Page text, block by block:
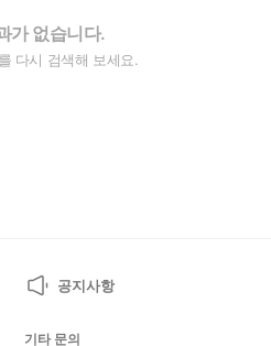
가 없습니다.
다시 검색해 보세요.
공지사항
기타 문의